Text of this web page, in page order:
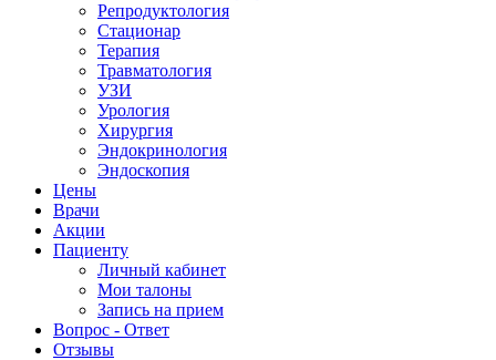
Репродуктология
Стационар
Терапия
Травматология
УЗИ
Урология
Хирургия
Эндокринология
Эндоскопия
Цены
Врачи
Акции
Пациенту
Личный кабинет
Мои талоны
Запись на прием
Вопрос - Ответ
Отзывы